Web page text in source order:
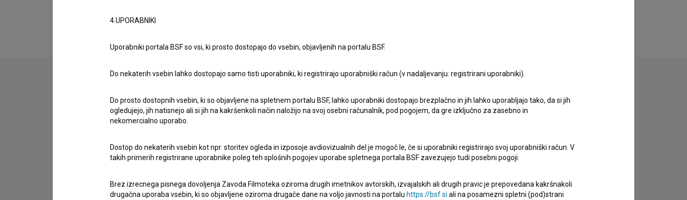
Stik z uredništvom
Spoštovani, s pomočjo spodnjega obrazca lahko stopite v stik z uredništvom Baze slovenskih filmov. Veseli bomo vaših odzivov.
prijavljam napako
4.UPORABNIKI
Uporabniki portala BSF so vsi, ki prosto dostopajo do vsebin, objavljenih na portalu BSF.
Do nekaterih vsebin lahko dostopajo samo tisti uporabniki, ki registrirajo uporabniški račun (v nadaljevanju: registrirani uporabniki).
Do prosto dostopnih vsebin, ki so objavljene na spletnem portalu BSF, lahko uporabniki dostopajo brezplačno in jih lahko uporabljajo tako, da si jih
ogledujejo, jih natisnejo ali si jih na kakršenkoli način naložijo na svoj osebni računalnik, pod pogojem, da gre izključno za zasebno in
nekomercialno uporabo.
Dostop do nekaterih vsebin kot npr. storitev ogleda in izposoje avdiovizualnih del je mogoč le, če si uporabniki registrirajo svoj uporabniški račun. V
takih primerih registrirane uporabnike poleg teh splošnih pogojev uporabe spletnega portala BSF zavezujejo tudi posebni pogoji.
Brez izrecnega pisnega dovoljenja Zavoda Filmoteka oziroma drugih imetnikov avtorskih, izvajalskih ali drugih pravic je prepovedana kakršnakoli
drugačna uporaba vsebin, ki so objavljene oziroma drugače dane na voljo javnosti na portalu https://bsf.si ali na posamezni spletni (pod)strani